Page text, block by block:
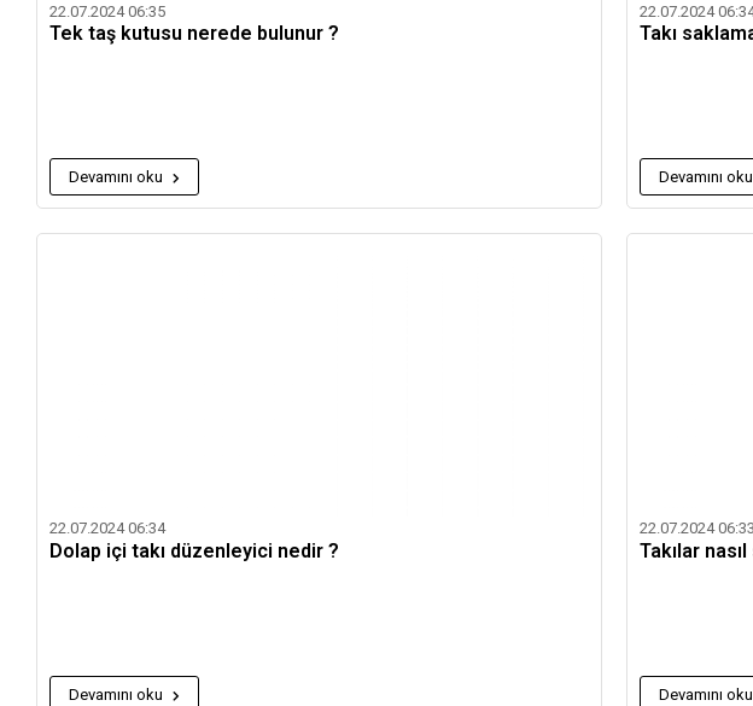
22.07.2024 06:35
Tek taş kutusu nerede bulunur ?
Devamını oku
22.07.2024
Takı
Devamını oku
22.07.2024 06:34
Dolap içi takı düzenleyici nedir ?
Devamını oku
22.07.2024 06:33
Takılar
Devamını oku